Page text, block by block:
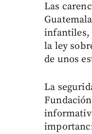
Las
infantiles,
la ley
de unos
La